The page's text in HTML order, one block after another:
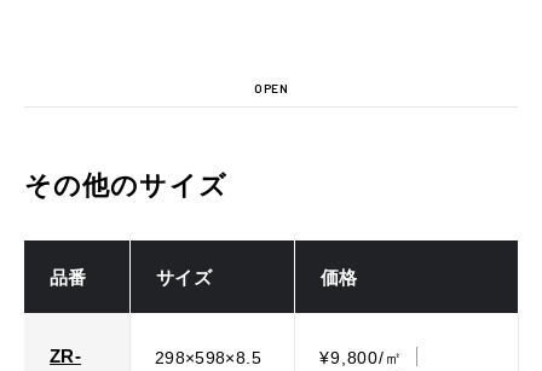
OPEN
その他のサイズ
品番 サイズ 価格
ZR-
298×598×8.5
¥9,800/㎡